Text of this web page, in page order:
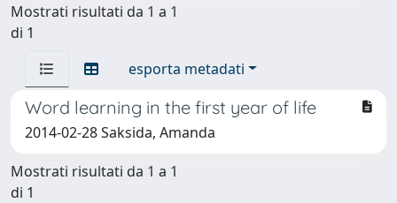
Mostrati risultati da 1 a 1
di 1
esporta metadati
Word learning in the first year of life
2014-02-28 Saksida, Amanda
Mostrati risultati da 1 a 1
di 1